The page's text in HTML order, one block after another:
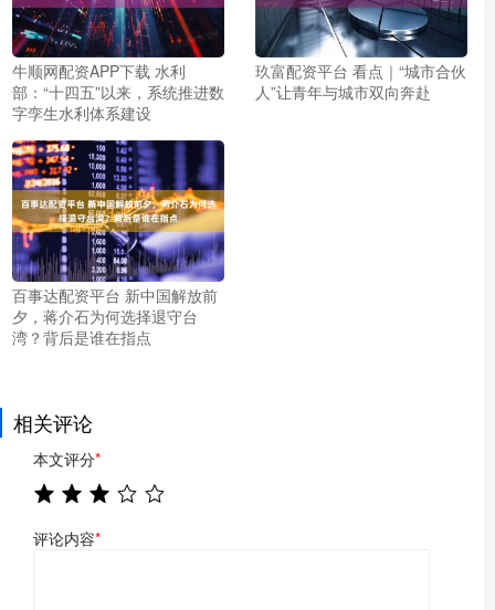
牛顺网配资APP下载 水利
部：“十四五”以来，系统推进数
字孪生水利体系建设
玖富配资平台 看点｜“城市合伙
人”让青年与城市双向奔赴
百事达配资平台 新中国解放前
夕，蒋介石为何选择退守台
湾？背后是谁在指点
相关评论
本文评分*
评论内容*